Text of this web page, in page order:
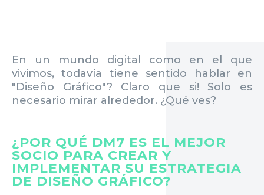
En un mundo digital como en el que
vivimos, todavía tiene sentido hablar en
"Diseño Gráfico"? Claro que si! Solo es
necesario mirar alrededor. ¿Qué ves?
¿POR QUÉ DM7 ES EL MEJOR
SOCIO PARA CREAR Y
IMPLEMENTAR SU ESTRATEGIA
DE DISEÑO GRÁFICO?